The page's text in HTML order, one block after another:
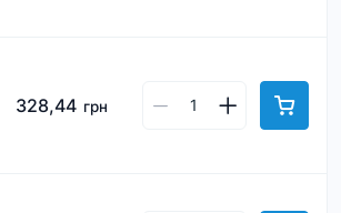
328,44 грн